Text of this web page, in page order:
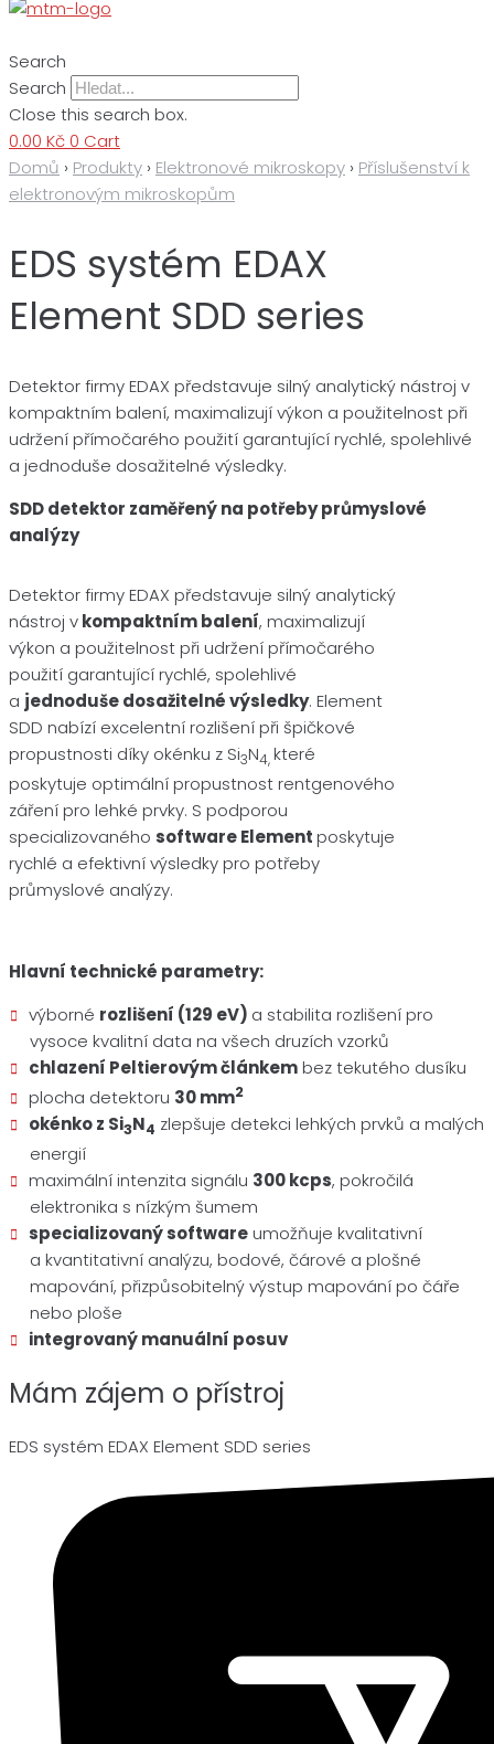
Search
Search
Close this search box.
0.00 Kč0 Cart
Domů › Produkty › Elektronové mikroskopy › Příslušenství k
elektronovým mikroskopům
EDS systém EDAX
Element SDD series
Detektor firmy EDAX představuje silný analytický nástroj v
kompaktním balení, maximalizují výkon a použitelnost při
udržení přímočarého použití garantující rychlé, spolehlivé
a jednoduše dosažitelné výsledky.
SDD detektor zaměřený na potřeby průmyslové
analýzy
Detektor firmy EDAX představuje silný analytický
nástroj vkompaktním balení, maximalizují
výkon a použitelnost při udržení přímočarého
použití garantující rychlé, spolehlivé
a jednoduše dosažitelné výsledky. Element
SDD nabízí excelentní rozlišení při špičkové
propustnosti díky okénku z Si3N4,které
poskytuje optimální propustnost rentgenového
záření pro lehké prvky. S podporou
specializovaného software Elementposkytuje
rychlé a efektivní výsledky pro potřeby
průmyslové analýzy.
Hlavní technické parametry:
výborné rozlišení (129 eV) a stabilita rozlišení pro
vysoce kvalitní data na všech druzích vzorků
chlazení Peltierovým článkembez tekutého dusíku
plocha detektoru 30 mm2
okénko z Si3N4 zlepšuje detekci lehkých prvků a malých
energií
maximální intenzita signálu 300 kcps, pokročilá
elektronika s nízkým šumem
specializovaný softwareumožňuje kvalitativní
a kvantitativní analýzu, bodové, čárové a plošné
mapování, přizpůsobitelný výstup mapování po čáře
nebo ploše
integrovaný manuální posuv
Mám zájem o přístroj
EDS systém EDAX Element SDD series